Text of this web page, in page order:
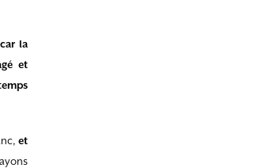
car la
et
et